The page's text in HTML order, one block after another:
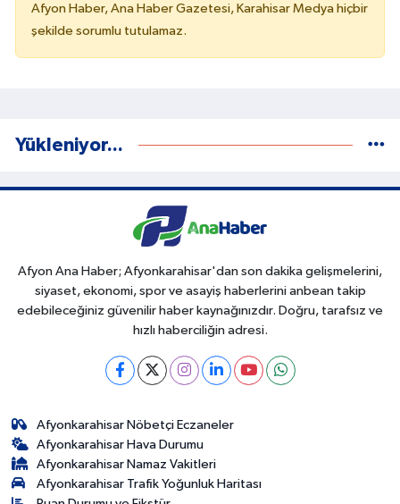
Afyon Haber, Ana Haber Gazetesi, Karahisar Medya hiçbir
şekilde sorumlu tutulamaz.
Yükleniyor...
Afyon Ana Haber; Afyonkarahisar'dan son dakika gelişmelerini,
siyaset, ekonomi, spor ve asayiş haberlerini anbean takip
edebileceğiniz güvenilir haber kaynağınızdır. Doğru, tarafsız ve
hızlı haberciliğin adresi.
Afyonkarahisar Nöbetçi Eczaneler
Afyonkarahisar Hava Durumu
Afyonkarahisar Namaz Vakitleri
Afyonkarahisar Trafik Yoğunluk Haritası